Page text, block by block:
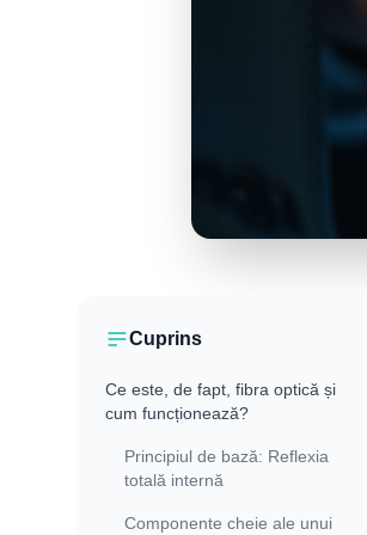
Cuprins
Ce este, de fapt, fibra optică și
cum funcționează?
Principiul de bază: Reflexia
totală internă
Componente cheie ale unui